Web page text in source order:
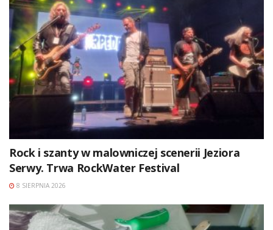
Rock i szanty w malowniczej scenerii Jeziora
Serwy. Trwa RockWater Festival
8 SIERPNIA 2026